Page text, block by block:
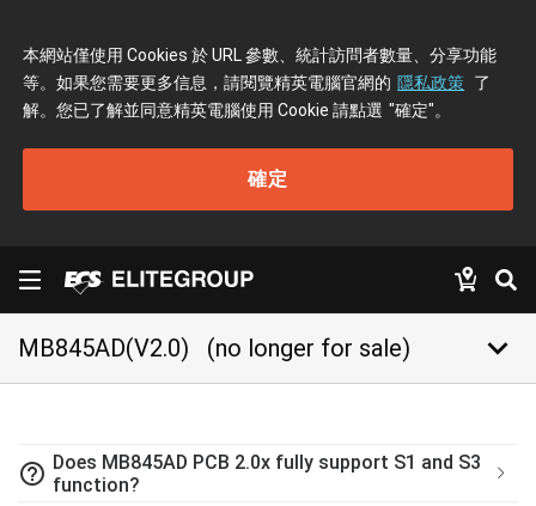
本網站僅使用 Cookies 於 URL 參數、統計訪問者數量、分享功能
等。如果您需要更多信息，請閱覽精英電腦官網的 隱私政策 了
解。您已了解並同意精英電腦使用 Cookie 請點選 "確定"。
確定
MB845AD(V2.0) (no longer for sale) keyboard_arrow_down
help_outline Does MB845AD PCB 2.0x fully support S1 and S3
function?